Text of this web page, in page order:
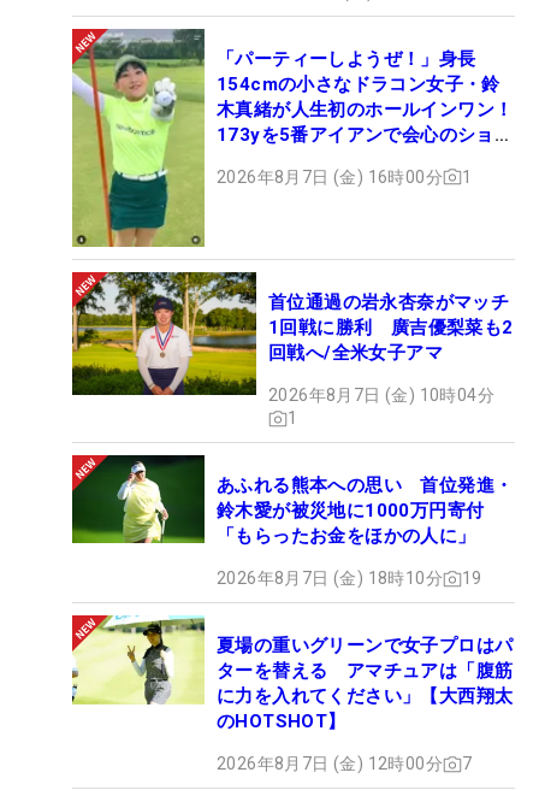
「パーティーしようぜ！」身長
154cmの小さなドラコン女子・鈴
木真緒が人生初のホールインワン！
173yを5番アイアンで会心のショッ
2026年8月7日 (金) 16時00分 1
首位通過の岩永杏奈がマッチ
1回戦に勝利 廣吉優梨菜も2
回戦へ/全米女子アマ
2026年8月7日 (金) 10時04分
1
あふれる熊本への思い 首位発進・
鈴木愛が被災地に1000万円寄付
「もらったお金をほかの人に」
2026年8月7日 (金) 18時10分 19
夏場の重いグリーンで女子プロはパ
ターを替える アマチュアは「腹筋
に力を入れてください」【大西翔太
のHOTSHOT】
2026年8月7日 (金) 12時00分 7